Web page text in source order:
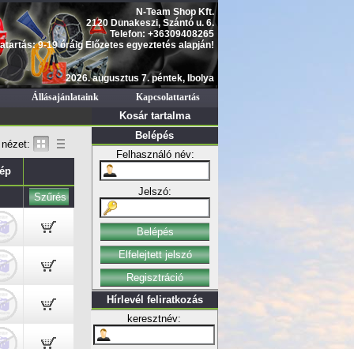
N-Team Shop Kft.
2120 Dunakeszi, Szántó u. 6.
Telefon: +36309408265
9-19 óráig Előzetes egyeztetés alapján!
2026. augusztus 7. péntek, Ibolya
Állásajánlataink
Kapcsolattartás
Kosár tartalma
nézet:
Belépés
Felhasználó név:
Jelszó:
Hírlevél feliratkozás
keresztnév: